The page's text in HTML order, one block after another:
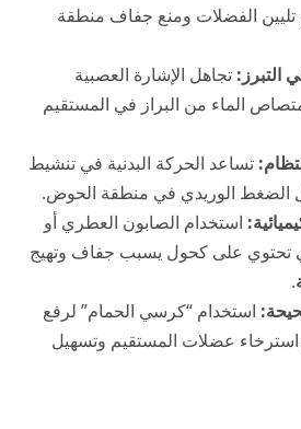
تليين الفضلات ومنع جفاف منطقة
التبرز: تجاهل الإشارة العصبية
الماء من البراز في المستقيم
تساعد الحركة البدنية في تنشيط
الضغط الوريدي في منطقة الحوض.
استخدام الصابون العطري أو
تحتوي على كحول يسبب جفاف وتهيج
.
استخدام “كرسي الحمام” لرفع
عضلات المستقيم وتسهيل